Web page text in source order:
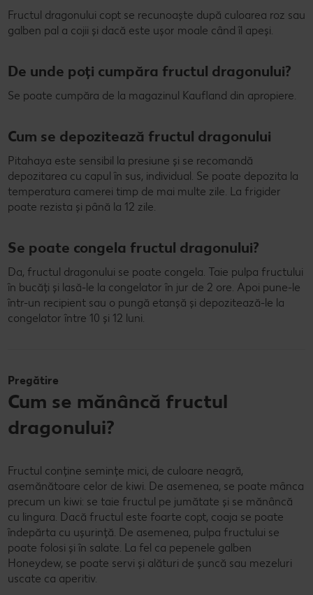
Fructul dragonului copt se recunoaște după culoarea roz sau
galben pal a cojii și dacă este ușor moale când îl apeși.
De unde poți cumpăra fructul dragonului?
Se poate cumpăra de la magazinul Kaufland din apropiere.
Cum se depozitează fructul dragonului
Pitahaya este sensibil la presiune și se recomandă
depozitarea cu capul în sus, individual. Se poate depozita la
temperatura camerei timp de mai multe zile. La frigider
poate rezista și până la 12 zile.
Se poate congela fructul dragonului?
Da, fructul dragonului se poate congela. Taie pulpa fructului
în bucăți și lasă-le la congelator în jur de 2 ore. Apoi pune-le
într-un recipient sau o pungă etanșă și depozitează-le la
congelator între 10 și 12 luni.
Pregătire
Cum se mănâncă fructul
dragonului?
Fructul conține semințe mici, de culoare neagră,
asemănătoare celor de kiwi. De asemenea, se poate mânca
precum un kiwi: se taie fructul pe jumătate și se mănâncă
cu lingura. Dacă fructul este foarte copt, coaja se poate
îndepărta cu ușurință. De asemenea, pulpa fructului se
poate folosi și în salate. La fel ca pepenele galben
Honeydew, se poate servi și alături de șuncă sau mezeluri
uscate ca aperitiv.